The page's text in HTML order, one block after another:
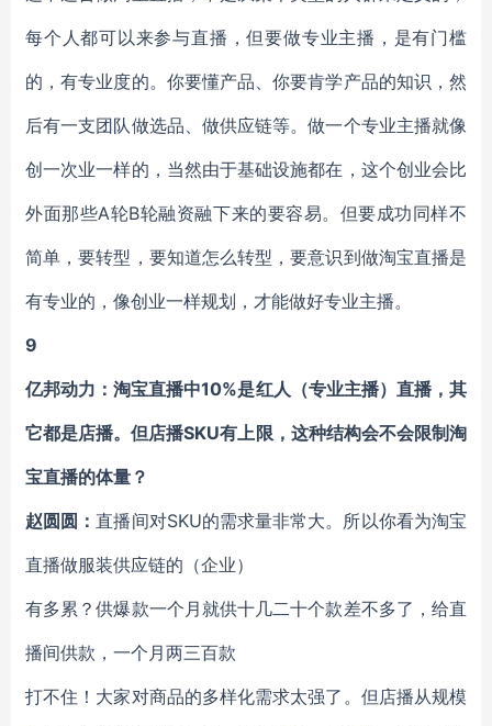
每个人都可以来参与直播，但要做专业主播，是有门槛
的，有专业度的。你要懂产品、你要肯学产品的知识，然
后有一支团队做选品、做供应链等。做一个专业主播就像
创一次业一样的，当然由于基础设施都在，这个创业会比
外面那些A轮B轮融资融下来的要容易。但要成功同样不
简单，要转型，要知道怎么转型，要意识到做淘宝直播是
有专业的，像创业一样规划，才能做好专业主播。
9
亿邦动力：淘宝直播中10%是红人（专业主播）直播，其
它都是店播。但店播SKU有上限，这种结构会不会限制淘
宝直播的体量？
赵圆圆：直播间对SKU的需求量非常大。所以你看为淘宝
直播做服装供应链的（企业）
有多累？供爆款一个月就供十几二十个款差不多了，给直
播间供款，一个月两三百款
打不住！大家对商品的多样化需求太强了。 但店播从规模